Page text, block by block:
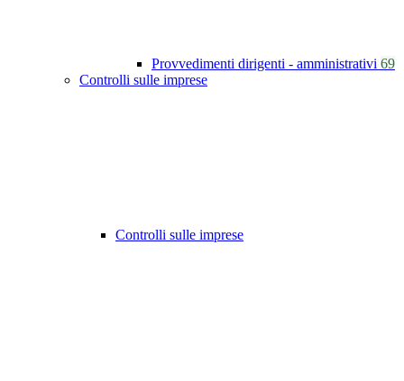
Provvedimenti dirigenti - amministrativi 69
Controlli sulle imprese
Controlli sulle imprese